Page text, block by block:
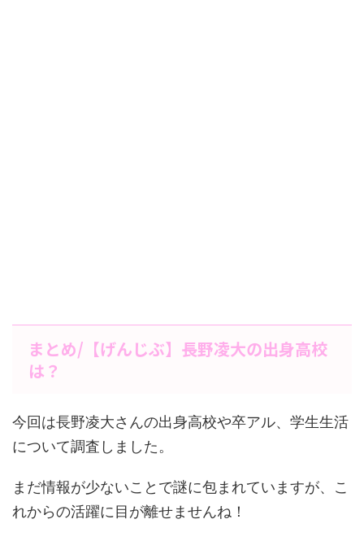
まとめ/【げんじぶ】長野凌大の出身高校
は？
今回は長野凌大さんの出身高校や卒アル、学生生活
について調査しました。
まだ情報が少ないことで謎に包まれていますが、こ
れからの活躍に目が離せませんね！